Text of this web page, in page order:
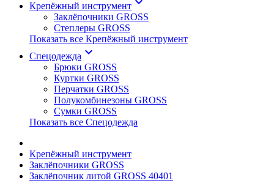
Крепёжный инструмент
Заклёпочники GROSS
Степлеры GROSS
Показать все Крепёжный инструмент
Спецодежда keyboard_arrow_down
Брюки GROSS
Куртки GROSS
Перчатки GROSS
Полукомбинезоны GROSS
Сумки GROSS
Показать все Спецодежда
Крепёжный инструмент
Заклёпочники GROSS
Заклёпочник литой GROSS 40401